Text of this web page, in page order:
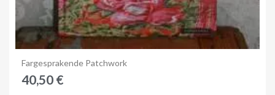
Anteprima
Fargesprakende Patchwork
40,50 €